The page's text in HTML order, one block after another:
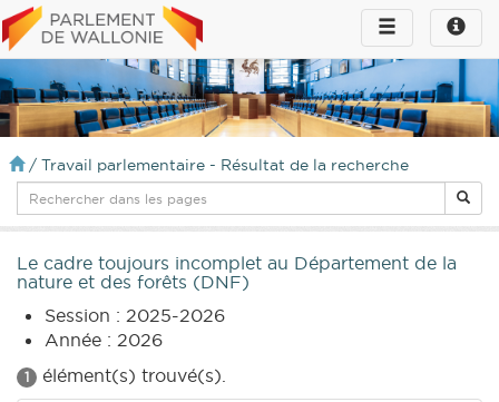
Toggle
infos
Toggle
navigation
/ Travail parlementaire - Résultat de la recherche
Le cadre toujours incomplet au Département de la
nature et des forêts (DNF)
Session : 2025-2026
Année : 2026
1 élément(s) trouvé(s).